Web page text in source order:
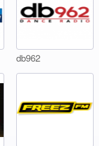
db962